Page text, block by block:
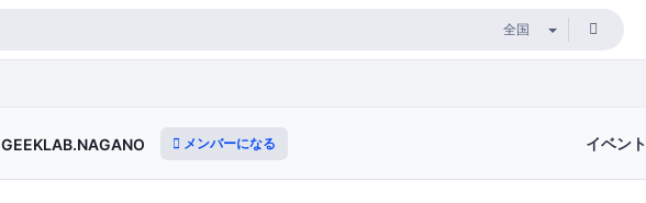
GEEKLAB.NAGANO メンバーになる イベント